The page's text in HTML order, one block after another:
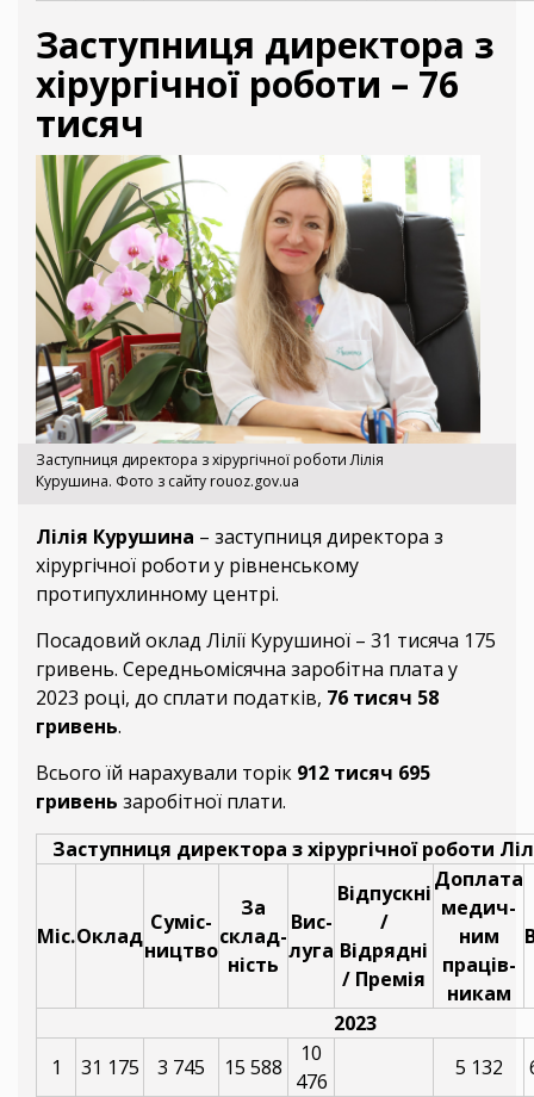
Заступниця директора з
хірургічної роботи – 76
тисяч
Заступниця директора з хірургічної роботи Лілія
Курушина. Фото з сайту rouoz.gov.ua
Лілія Курушина – заступниця директора з
хірургічної роботи у рівненському
протипухлинному центрі.
Посадовий оклад Лілії Курушиної – 31 тисяча 175
гривень. Середньомісячна заробітна плата у
2023 році, до сплати податків, 76 тисяч 58
гривень.
Всього їй нарахували торік 912 тисяч 695
гривень заробітної плати.
Заступниця директора з хірургічної роботи
Міс.Оклад
Суміс-
ництво
За
склад-
ність
Вис-
луга
Відпускні
/
Відрядні
/ Премія
Доплата
медич-
ним
праців-
никам
2023
1
31 175 3 745 15 588
10
476
5 132